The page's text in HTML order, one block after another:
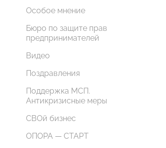
Особое мнение
Бюро по защите прав
предпринимателей
Видео
Поздравления
Поддержка МСП.
Антикризисные меры
СВОй бизнес
ОПОРА — СТАРТ